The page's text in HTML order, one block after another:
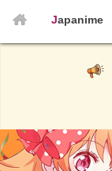
Japanime